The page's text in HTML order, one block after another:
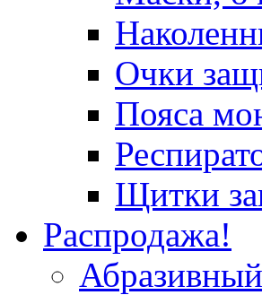
Очки
Пояса
Щитки
Распродажа!